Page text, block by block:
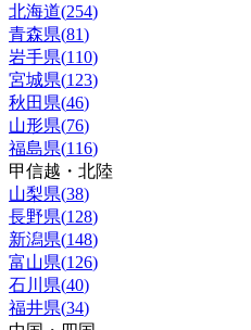
北海道(254)
青森県(81)
岩手県(110)
宮城県(123)
秋田県(46)
山形県(76)
福島県(116)
甲信越・北陸
山梨県(38)
長野県(128)
新潟県(148)
富山県(126)
石川県(40)
福井県(34)